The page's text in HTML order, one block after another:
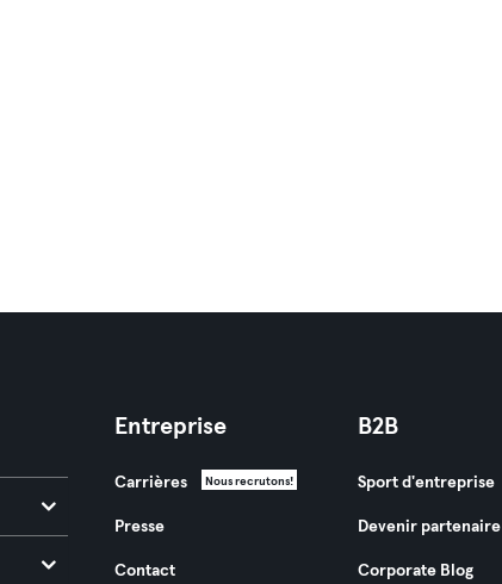
Entreprise
Carrières Nous recrutons!
Presse
Contact
B2B
Sport d'entreprise
Devenir partenaire
Corporate Blog